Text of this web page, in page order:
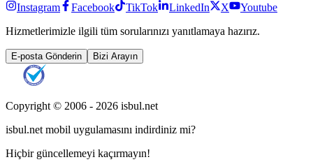
Instagram Facebook TikTok LinkedIn X
Youtube
Hizmetlerimizle ilgili tüm sorularınızı yanıtlamaya hazırız.
E-posta Gönderin Bizi Arayın
Copyright © 2006 - 2026 isbul.net
isbul.net mobil uygulamasını indirdiniz mi?
Hiçbir güncellemeyi kaçırmayın!